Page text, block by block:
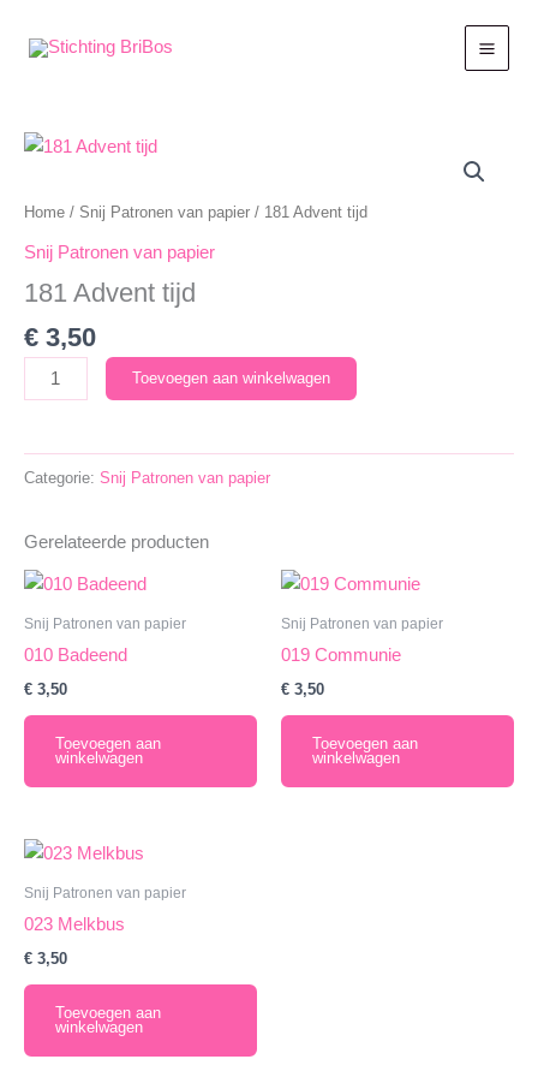
naar
Home / Snij Patronen van papier / 181 Advent tijd
Snij Patronen van papier
181 Advent tijd
€ 3,50
Advent
aantal
Toevoegen aan winkelwagen
Categorie: Snij Patronen van papier
Gerelateerde producten
Snij Patronen van papier
010 Badeend
€ 3,50
Toevoegen aan
winkelwagen
Snij Patronen van papier
019 Communie
€ 3,50
Toevoegen aan
winkelwagen
Snij Patronen van papier
023 Melkbus
€ 3,50
Toevoegen aan
winkelwagen